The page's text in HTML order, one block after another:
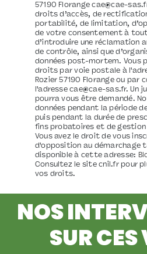
57190 Florange cae@cae-
droits d’accès, de
portabilité, de limitation,
de votre consentement à
d’introduire une réclamation
de contrôle, ainsi que
données post-mortem. Vous
droits par voie postale à
Rozier 57190 Florange ou par
l'adresse cae@cae-sas.fr.
pourra vous être demandé.
données pendant la période
puis pendant la durée de
fins probatoires et de
Vous avez le droit de vous
d'opposition au démarchage
disponible à cette adresse:
Consultez le site cnil.fr pour
vos droits.
NOS
SUR CES